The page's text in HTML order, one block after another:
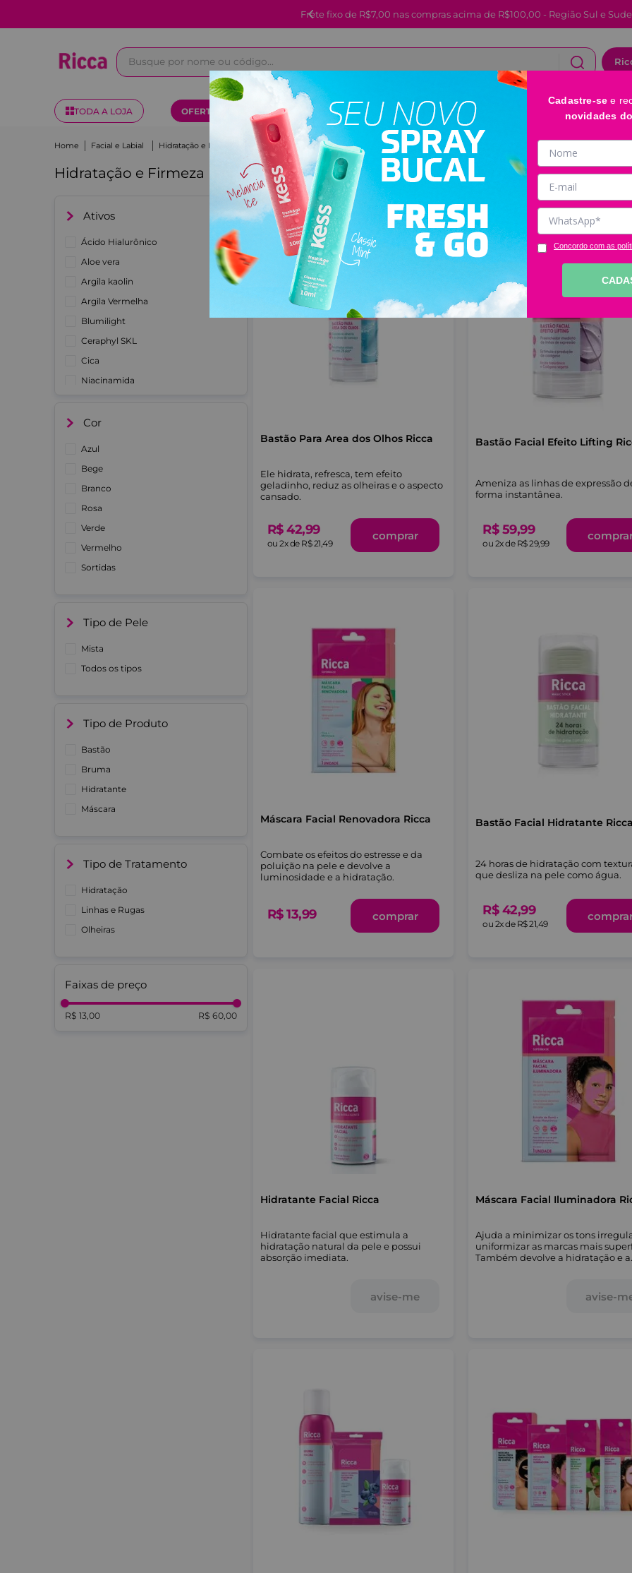
fixo de R$7,00 nas compras acima de R$100,00 - Região Sul e Sudeste.
Busque por nome ou código...
TODA A LOJA OFERTAS KITS CABELOS FACIAL E LABIAL BANHO E CORPO
Facial e Labial
Hidratação e Firmeza
Ativos
Ácido Hialurônico
Aloe vera
Argila kaolin
Argila Vermelha
Blumilight
Ceraphyl SKL
Cica
Niacinamida
Cor
Azul
Bege
Branco
Rosa
Verde
Vermelho
Sortidas
Tipo de Pele
Mista
Todos os tipos
Tipo de Produto
Bastão
Bruma
Hidratante
Máscara
Tipo de Tratamento
Hidratação
Linhas e Rugas
Olheiras
Faixas de preço
R$ 13,00 R$ 60,00
Bastão Para Area dos Olhos Ricca
Ele hidrata, refresca, tem efeito
geladinho, reduz as olheiras e o aspecto
cansado.
R$ 42,99
ou2x de R$21 ,49
comprar
Bastão Facial Efeito Lifting
Ameniza as linhas de expressão
forma instantânea.
R$ 59,99
ou 2x de R$29,99
Máscara Facial Renovadora Ricca
Combate os efeitos do estresse e da
poluição na pele e devolve a
luminosidade e a hidratação.
R$ 13,99 comprar
Bastão Facial Hidratante
24 horas de hidratação com
que desliza na pele como água.
R$ 42,99
ou 2x de R$21 49
Hidratante Facial Ricca
Hidratante facial que estimula a
hidratação natural da pele e possui
absorção imediata.
avise-me
Máscara Facial Iluminadora
Ajuda a minimizar os tons
uniformizar as marcas mais
Também devolve a hidratação e a
avise-
Cadastre-se e
novidades
Concordo com as